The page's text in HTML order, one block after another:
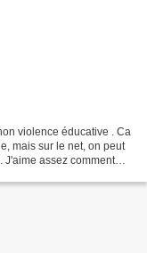
violence éducative . Ca
mais sur le net, on peut
J'aime assez comment